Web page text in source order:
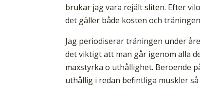
brukar jag vara rejält sliten. Efter
det gäller både kosten och
Jag periodiserar träningen under
det viktigt att man går igenom alla
maxstyrka o uthållighet. Beroende
uthållig i redan befintliga muskler